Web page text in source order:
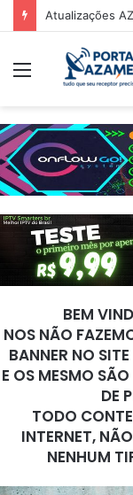
BEM
NOS NÃO
BANNER NO
E OS MESMO
DE
TODO
INTERNET,
NENHUM